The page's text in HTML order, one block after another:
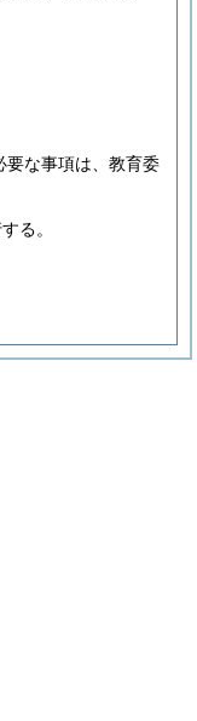
要な事項は、教育委
る。